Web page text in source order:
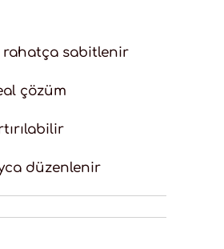
rahatça sabitlenir
çözüm
düzenlenir